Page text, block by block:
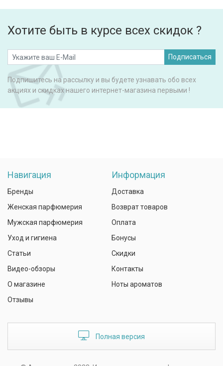
Хотите быть в курсе всех скидок ?
Подписаться
Подпишитесь на рассылку и вы будете узнавать обо всех
акциях и скидках нашего интернет-магазина первыми !
Навигация
Бренды
Женская парфюмерия
Мужская парфюмерия
Уход и гигиена
Статьи
Видео-обзоры
О магазине
Отзывы
Информация
Доставка
Возврат товаров
Оплата
Бонусы
Скидки
Контакты
Ноты ароматов
Полная версия